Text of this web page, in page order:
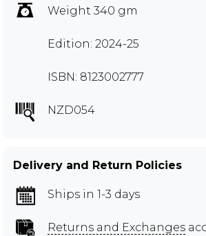
Weight 340 gm
Edition: 2024-25
ISBN: 8123002777
NZD054
Delivery and Return Policies
Ships in 1-3 days
Returns and Exchanges